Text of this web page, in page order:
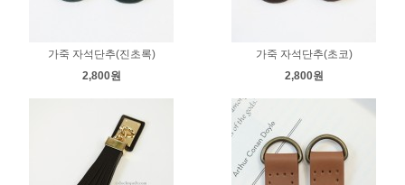
가죽 자석단추(진초록)
2,800원
가죽 자석단추(초코)
2,800원